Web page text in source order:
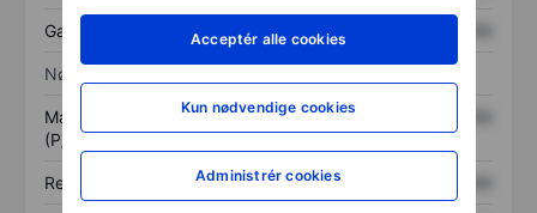
Acceptér alle cookies
Kun nødvendige cookies
Administrér cookies
Gæld XXXXXXX
Nøgletal
Markedsværdi/omsætning
(P/S)
XXXXXXX
Resultat pr. aktie (EPS) XXXXXXX